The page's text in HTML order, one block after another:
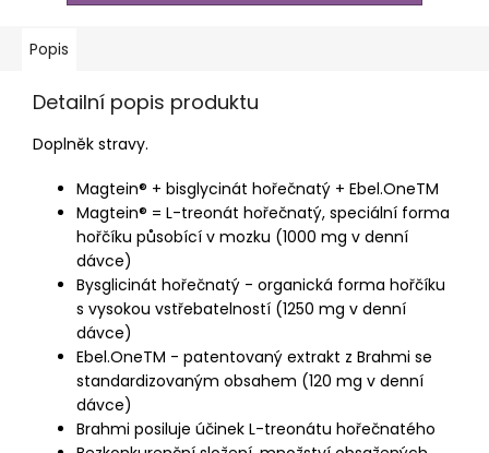
Popis
Detailní popis produktu
Doplněk stravy.
Magtein® + bisglycinát hořečnatý + Ebel.OneTM
Magtein® = L-treonát hořečnatý, speciální forma
hořčíku působící v mozku (1000 mg v denní
dávce)
Bysglicinát hořečnatý - organická forma hořčíku
s vysokou vstřebatelností (1250 mg v denní
dávce)
Ebel.OneTM - patentovaný extrakt z Brahmi se
standardizovaným obsahem (120 mg v denní
dávce)
Brahmi posiluje účinek L-treonátu hořečnatého